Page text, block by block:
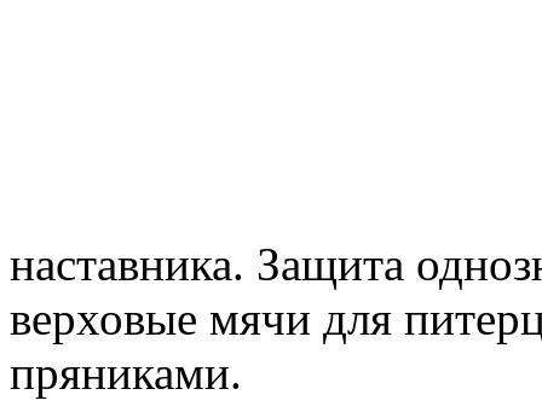
наставника. Защита
верховые мячи для
пряниками.